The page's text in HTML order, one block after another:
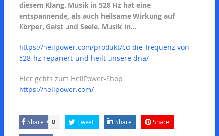
diesem Klang. Musik in 528 Hz hat eine
entspannende, als auch heilsame Wirkung auf
Körper, Geist und Seele. Musik in…
https://heilpower.com/produkt/cd-die-frequenz-von-
528-hz-repariert-und-heilt-unsere-dna/
Hier gehts zum HeilPower-Shop
https://heilpower.com/
Share 0 Tweet Share Share